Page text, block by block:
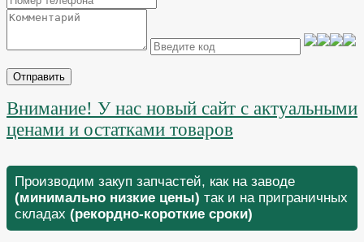
Отправить
Внимание! У нас новый сайт с актуальными
ценами и остатками товаров
Производим закуп запчастей, как на заводе
(минимально низкие цены) так и на приграничных
складах (рекордно-короткие сроки)